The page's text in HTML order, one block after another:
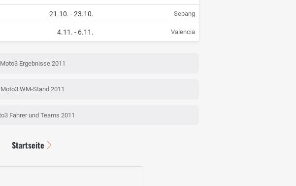
21.10. -23.10. Sepang
4.11. - 6.11. Valencia
Moto3 Ergebnisse 2011
Moto3 WM-Stand 2011
Fahrer und Teams 2011
Startseite